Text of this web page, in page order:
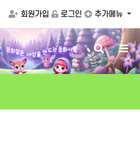
회원가입 로그인 추가메뉴
동화같은 세상을 만드는 동화 사랑
검
색
버
튼
메
뉴
버
튼